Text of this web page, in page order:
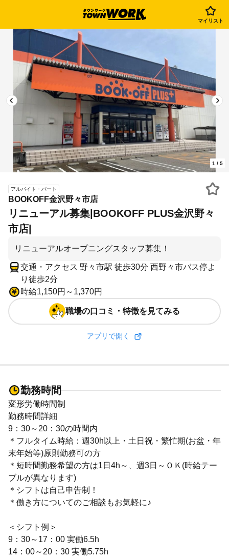
マイリスト
1 / 5
アルバイト・パート
BOOKOFF金沢野々市店
リニューアル募集|BOOKOFF PLUS金沢野々
市店|
リニューアルオープニングスタッフ募集！
交通・アクセス 野々市駅 徒歩30分 西野々市バス停よ
り徒歩2分
時給1,150円～1,370円
職場の口コミ・特徴を見てみる
アプリで開く
勤務時間
変形労働時間制
勤務時間詳細
9：30～20：30の時間内
＊フルタイム時給：週30h以上・土日祝・繁忙期(お盆・年
末年始等)原則勤務可の方
＊短時間勤務希望の方は1日4h～、週3日～ＯＫ(時給テー
ブルが異なります)
＊シフトは自己申告制！
＊働き方についてのご相談もお気軽に♪
＜シフト例＞
9：30～17：00 実働6.5h
14：00～20：30 実働5.75h